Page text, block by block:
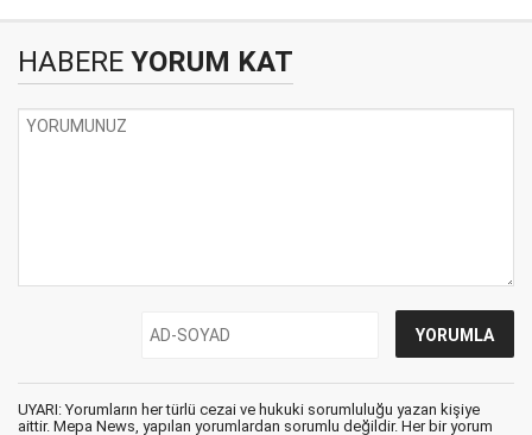
HABERE YORUM KAT
UYARI: Yorumların her türlü cezai ve hukuki sorumluluğu yazan kişiye
aittir. Mepa News, yapılan yorumlardan sorumlu değildir. Her bir yorum